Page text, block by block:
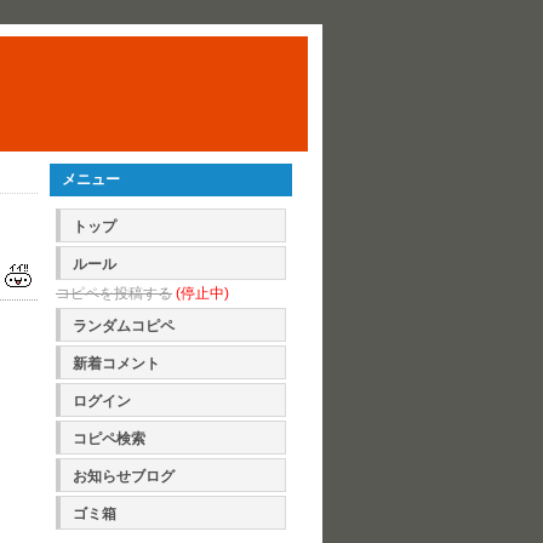
メニュー
トップ
ルール
コピペを投稿する (停止中)
ランダムコピペ
新着コメント
ログイン
コピペ検索
お知らせブログ
ゴミ箱